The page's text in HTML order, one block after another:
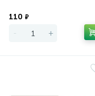
110 ₽
- +